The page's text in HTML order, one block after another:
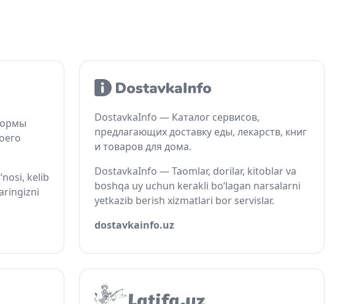
kelib
DostavkaInfo — Каталог сервисов,
предлагающих доставку еды, лекарств, книг
и товаров для дома.
DostavkaInfo — Taomlar, dorilar, kitoblar va
boshqa uy uchun kerakli bo‘lagan narsalarni
yetkazib berish xizmatlari bor servislar.
dostavkainfo.uz